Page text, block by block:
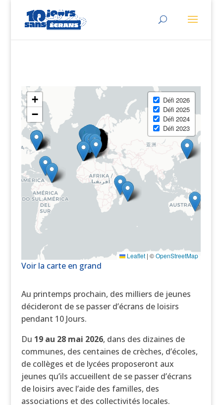
+
−
Défi 2026
Défi 2025
Défi 2024
Défi 2023
Leaflet | ©OpenStreetMap
Voir la carte en grand
Au printemps prochain, des milliers de jeunes
décideront de se passer d’écrans de loisirs
pendant 10 Jours.
Du 19 au 28 mai 2026, dans des dizaines de
communes, des centaines de crèches, d’écoles,
de collèges et de lycées proposeront aux
jeunes qu’ils accueillent de se passer d’écrans
de loisirs avec l’aide des familles, des
associations et des collectivités locales.